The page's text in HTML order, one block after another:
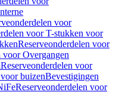
voor
voor T-stukken voor
Reserveonderdelen voor
voor Overgangen
Reserveonderdelen voor
buizenBevestigingen
Reserveonderdelen voor